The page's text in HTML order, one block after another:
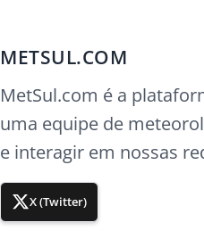
METSUL.COM
MetSul.com é a
uma equipe de
e interagir em nossas
X (Twitter)